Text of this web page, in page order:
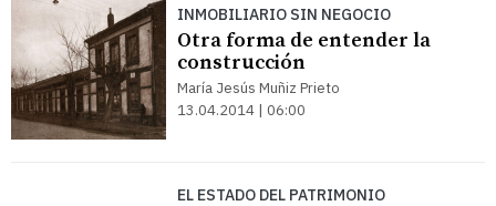
INMOBILIARIO SIN NEGOCIO
Otra forma de entender la
construcción
María Jesús Muñiz Prieto
13.04.2014 | 06:00
EL ESTADO DEL PATRIMONIO